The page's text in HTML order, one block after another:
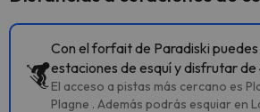
Con el forfait de Paradiski
estaciones de esquí y disfrutar de
El acceso a pistas más cercano es
Plagne . Además podrás esquiar en